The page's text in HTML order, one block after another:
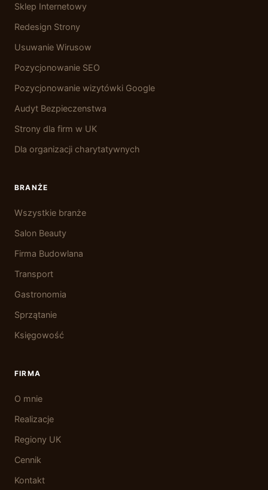
Sklep Internetowy
Redesign Strony
Usuwanie Wirusow
Pozycjonowanie SEO
Pozycjonowanie wizytówki Google
Audyt Bezpieczenstwa
Strony dla firm w UK
Dla organizacji charytatywnych
BRANŻE
Wszystkie branże
Salon Beauty
Firma Budowlana
Transport
Gastronomia
Sprzątanie
Księgowość
FIRMA
O mnie
Realizacje
Regiony UK
Cennik
Kontakt